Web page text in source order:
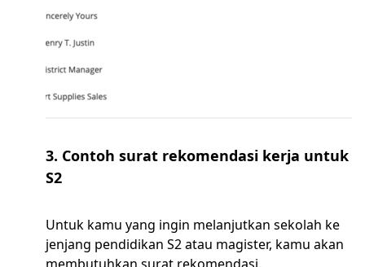
3. Contoh surat rekomendasi kerja untuk
S2
Untuk kamu yang ingin melanjutkan sekolah ke
jenjang pendidikan S2 atau magister, kamu akan